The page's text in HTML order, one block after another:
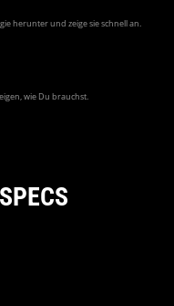
herunter und zeige sie schnell an.
wie Du brauchst.